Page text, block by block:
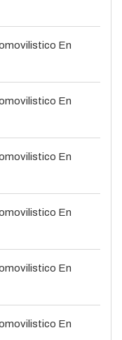
En
En
En
En
En
En